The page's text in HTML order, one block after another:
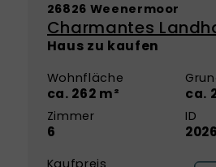
26826 Weenermoor
Haus zu kaufen
Wohnfläche
ca. 262 m² ca.
Zimmer
6
ID